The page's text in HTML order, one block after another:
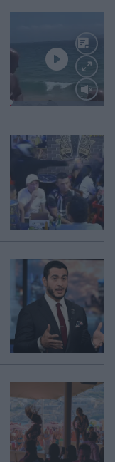
Loaded